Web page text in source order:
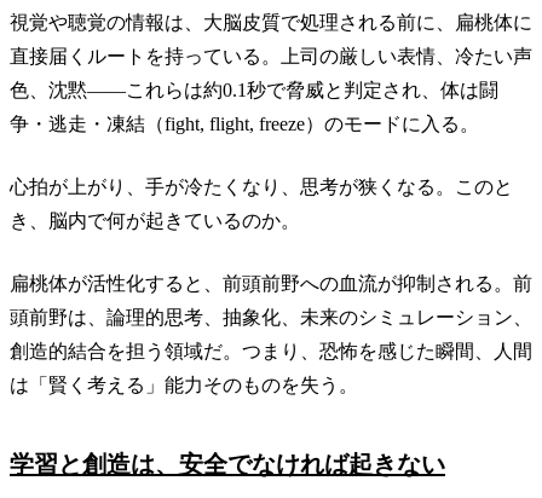
視覚や聴覚の情報は、大脳皮質で処理される前に、扁桃体に
直接届くルートを持っている。上司の厳しい表情、冷たい声
色、沈黙——これらは約0.1秒で脅威と判定され、体は闘
争・逃走・凍結（fight, flight, freeze）のモードに入る。
心拍が上がり、手が冷たくなり、思考が狭くなる。このと
き、脳内で何が起きているのか。
扁桃体が活性化すると、前頭前野への血流が抑制される。前
頭前野は、論理的思考、抽象化、未来のシミュレーション、
創造的結合を担う領域だ。つまり、恐怖を感じた瞬間、人間
は「賢く考える」能力そのものを失う。
学習と創造は、安全でなければ起きない